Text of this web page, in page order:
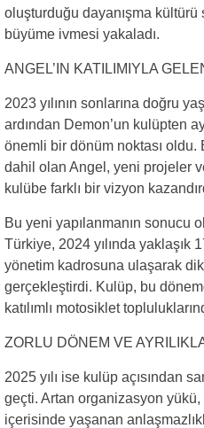
oluşturduğu dayanışma kültürü
büyüme ivmesi yakaladı.
ANGEL’IN KATILIMIYLA
2023 yılının sonlarına doğru
ardından Demon’un kulüpten
önemli bir dönüm noktası
dahil olan Angel, yeni projeler
kulübe farklı bir vizyon
Bu yeni yapılanmanın sonucu
Türkiye, 2024 yılında yaklaşık
yönetim kadrosuna ulaşarak
gerçekleştirdi. Kulüp, bu
katılımlı motosiklet
ZORLU DÖNEM VE
2025 yılı ise kulüp açısından
geçti. Artan organizasyon
içerisinde yaşanan